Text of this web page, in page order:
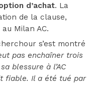
d’achat. La
de la clause,
Milan AC.
s’est montré
pas enchaîner trois
blessure à l’AC
fiable. Il a été tué par